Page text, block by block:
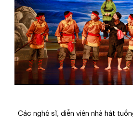
Các nghệ sĩ, diễn viên nhà hát